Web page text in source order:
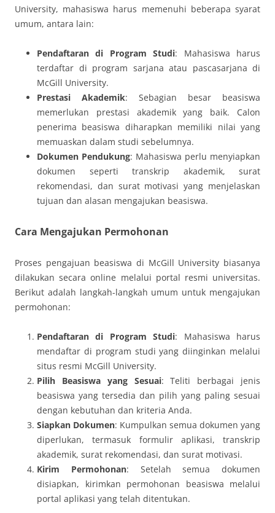
University, mahasiswa harus memenuhi beberapa syarat
umum, antara lain:
Pendaftaran di Program Studi: Mahasiswa harus
terdaftar di program sarjana atau pascasarjana di
McGill University.
Prestasi Akademik: Sebagian besar beasiswa
memerlukan prestasi akademik yang baik. Calon
penerima beasiswa diharapkan memiliki nilai yang
memuaskan dalam studi sebelumnya.
Dokumen Pendukung: Mahasiswa perlu menyiapkan
dokumen seperti transkrip akademik, surat
rekomendasi, dan surat motivasi yang menjelaskan
tujuan dan alasan mengajukan beasiswa.
Cara Mengajukan Permohonan
Proses pengajuan beasiswa di McGill University biasanya
dilakukan secara online melalui portal resmi universitas.
Berikut adalah langkah-langkah umum untuk mengajukan
permohonan:
Pendaftaran di Program Studi: Mahasiswa harus
mendaftar di program studi yang diinginkan melalui
situs resmi McGill University.
Pilih Beasiswa yang Sesuai: Teliti berbagai jenis
beasiswa yang tersedia dan pilih yang paling sesuai
dengan kebutuhan dan kriteria Anda.
Siapkan Dokumen: Kumpulkan semua dokumen yang
diperlukan, termasuk formulir aplikasi, transkrip
akademik, surat rekomendasi, dan surat motivasi.
Kirim Permohonan: Setelah semua dokumen
disiapkan, kirimkan permohonan beasiswa melalui
portal aplikasi yang telah ditentukan.